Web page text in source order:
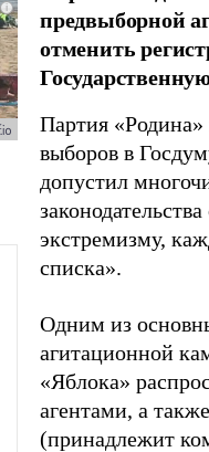
предвыборной
отменить
Партия «Родина»
выборов в
допустил
экстремизму,
списка».
Одним из
агитационной
«Яблока»
агентами, а
(принадлежит